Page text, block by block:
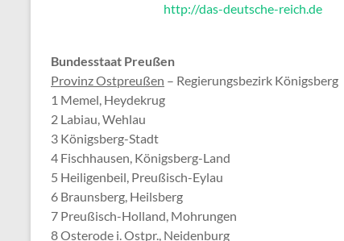
http://das-deutsche-reich.de
Bundesstaat Preußen
Provinz Ostpreußen – Regierungsbezirk Königsberg
1 Memel, Heydekrug
2 Labiau, Wehlau
3 Königsberg-Stadt
4 Fischhausen, Königsberg-Land
5 Heiligenbeil, Preußisch-Eylau
6 Braunsberg, Heilsberg
7 Preußisch-Holland, Mohrungen
8 Osterode i. Ostpr., Neidenburg